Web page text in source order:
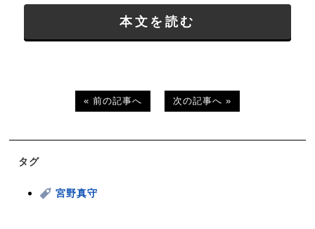
本文を読む
« 前の記事へ 次の記事へ »
タグ
宮野真守